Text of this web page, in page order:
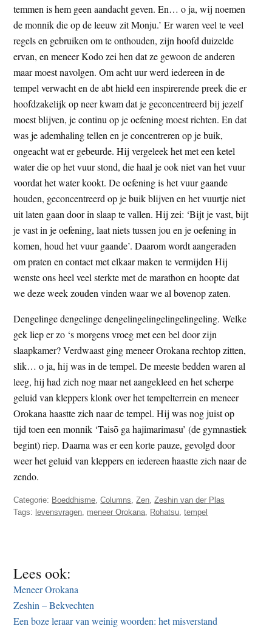
temmen is hem geen aandacht geven. En… o ja, wij noemen
de monnik die op de leeuw zit Monju.’ Er waren veel te veel
regels en gebruiken om te onthouden, zijn hoofd duizelde
ervan, en meneer Kodo zei hen dat ze gewoon de anderen
maar moest navolgen. Om acht uur werd iedereen in de
tempel verwacht en de abt hield een inspirerende preek die er
hoofdzakelijk op neer kwam dat je geconcentreerd bij jezelf
moest blijven, je continu op je oefening moest richten. En dat
was je ademhaling tellen en je concentreren op je buik,
ongeacht wat er gebeurde. Hij vergeleek het met een ketel
water die op het vuur stond, die haal je ook niet van het vuur
voordat het water kookt. De oefening is het vuur gaande
houden, geconcentreerd op je buik blijven en het vuurtje niet
uit laten gaan door in slaap te vallen. Hij zei: ‘Bijt je vast, bijt
je vast in je oefening, laat niets tussen jou en je oefening in
komen, houd het vuur gaande’. Daarom wordt aangeraden
om praten en contact met elkaar maken te vermijden Hij
wenste ons heel veel sterkte met de marathon en hoopte dat
we deze week zouden vinden waar we al bovenop zaten.
Dengelinge dengelinge dengelingelingelingelingeling. Welke
gek liep er zo ‘s morgens vroeg met een bel door zijn
slaapkamer? Verdwaast ging meneer Orokana rechtop zitten,
slik… o ja, hij was in de tempel. De meeste bedden waren al
leeg, hij had zich nog maar net aangekleed en het scherpe
geluid van kleppers klonk over het tempelterrein en meneer
Orokana haastte zich naar de tempel. Hij was nog juist op
tijd toen een monnik ‘Taisō ga hajimarimasu’ (de gymnastiek
begint) riep. Daarna was er een korte pauze, gevolgd door
weer het geluid van kleppers en iedereen haastte zich naar de
zendo.
Categorie: Boeddhisme ,Columns ,Zen ,Zeshin van der Plas
Tags: levensvragen meneer Orokana Rohatsu ,tempel
Lees ook:
Meneer Orokana
Zeshin – Bekvechten
Een boze leraar van weinig woorden: het misverstand